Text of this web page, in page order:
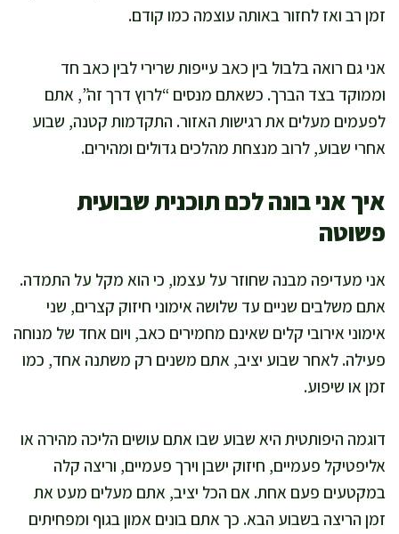
זמן רב ואז לחזור באותה עוצמה כמו קודם.
אני גם רואה בלבול בין כאב עייפות שרירי לבין כאב חד
וממוקד בצד הברך. כשאתם מנסים “לרוץ דרך זה”, אתם
לפעמים מעלים את רגישות האזור. התקדמות קטנה, שבוע
אחרי שבוע, לרוב מנצחת מהלכים גדולים ומהירים.
איך אני בונה לכם תוכנית שבועית
פשוטה
אני מעדיפה מבנה שחוזר על עצמו, כי הוא מקל על התמדה.
אתם משלבים שניים עד שלושה אימוני חיזוק קצרים, שני
אימוני אירובי קלים שאינם מחמירים כאב, ויום אחד של מנוחה
פעילה. לאחר שבוע יציב, אתם משנים רק משתנה אחד, כמו
זמן או שיפוע.
דוגמה היפותטית היא שבוע שבו אתם עושים הליכה מהירה או
אליפטיקל פעמיים, חיזוק ישבן וירך פעמיים, וריצה קלה
במקטעים פעם אחת. אם הכל יציב, אתם מעלים מעט את
זמן הריצה בשבוע הבא. כך אתם בונים אמון בגוף ומפחיתים